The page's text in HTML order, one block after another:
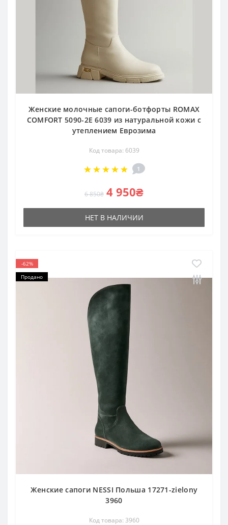
Женские молочные сапоги-ботфорты ROMAX
COMFORT 5090-2E 6039 из натуральной кожи с
утеплением Еврозима
Код товара: 6039
1
6 850₴ 4 950₴
НЕТ В НАЛИЧИИ
-62%
Продано
Женские сапоги NESSI Польша 17271-zielony
3960
Код товара: 3960